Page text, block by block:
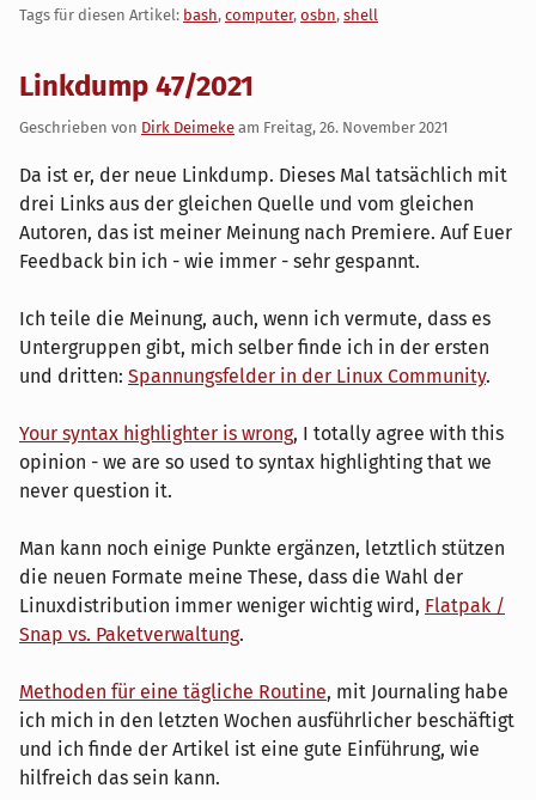
Tags für diesen Artikel: bash, computer, osbn, shell
Linkdump 47/2021
Geschrieben von Dirk Deimeke am Freitag, 26. November 2021
Da ist er, der neue Linkdump. Dieses Mal tatsächlich mit
drei Links aus der gleichen Quelle und vom gleichen
Autoren, das ist meiner Meinung nach Premiere. Auf Euer
Feedback bin ich - wie immer - sehr gespannt.
Ich teile die Meinung, auch, wenn ich vermute, dass es
Untergruppen gibt, mich selber finde ich in der ersten
und dritten: Spannungsfelder in der Linux Community.
Your syntax highlighter is wrong, I totally agree with this
opinion - we are so used to syntax highlighting that we
never question it.
Man kann noch einige Punkte ergänzen, letztlich stützen
die neuen Formate meine These, dass die Wahl der
Linuxdistribution immer weniger wichtig wird, Flatpak /
Snap vs. Paketverwaltung.
Methoden für eine tägliche Routine, mit Journaling habe
ich mich in den letzten Wochen ausführlicher beschäftigt
und ich finde der Artikel ist eine gute Einführung, wie
hilfreich das sein kann.